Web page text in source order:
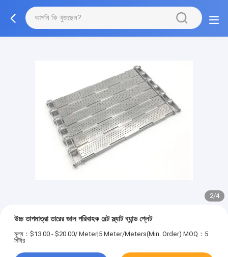
2/4
উচ্চ তাপমাত্রা তারের জাল পরিবাহক বেল্ট স্ল্যাট ব্যান্ড প্লেট
মূল্য：$13.00 - $20.00/ Meter|5 Meter/Meters(Min. Order) MOQ：5
মিটার